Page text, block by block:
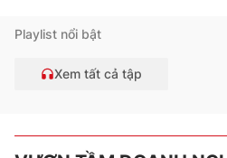
Playlist nổi bật
Xem tất cả tập